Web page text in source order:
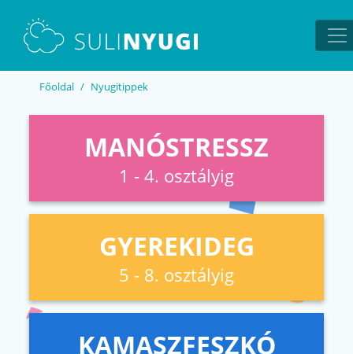
Főoldal Nyugitippek
MANÓSTRESSZ
1 - 4. osztályig
GYEREKIDEG
5 - 8. osztályig
KAMASZFESZKÓ